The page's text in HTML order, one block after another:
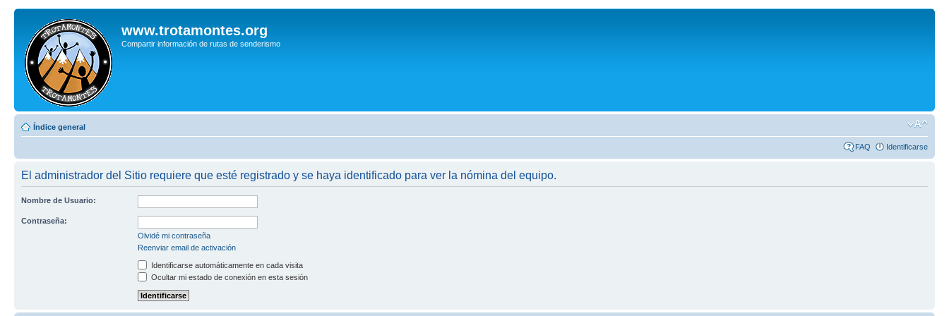
www.trotamontes.org
Compartir información de rutas de senderismo
Índice general
FAQ Identificarse
El administrador del Sitio requiere que esté registrado y se haya identificado para ver la nómina del equipo.
Nombre de Usuario:
Contraseña:
Olvidé mi contraseña
Reenviar email de activación
Identificarse automáticamente en cada visita
Ocultar mi estado de conexión en esta sesión